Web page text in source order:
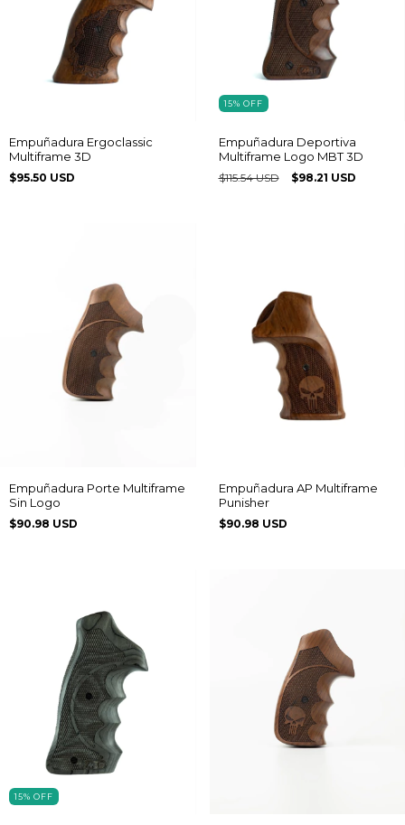
Empuñadura Ergoclassic
Multiframe 3D
$95.50 USD
15% OFF
Empuñadura Deportiva
Multiframe Logo MBT 3D
$115.54 USD $98.21 USD
Empuñadura Porte Multiframe
Sin Logo
$90.98 USD
Empuñadura AP Multiframe
Punisher
$90.98 USD
15% OFF